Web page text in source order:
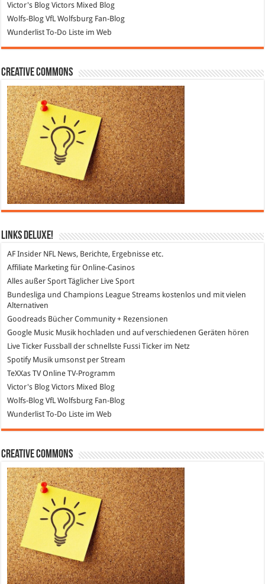
Victor's Blog Victors Mixed Blog
Wolfs-Blog VfL Wolfsburg Fan-Blog
WunderlistTo-Do Liste im Web
Creative Commons
Links DeLuXe!
AF Insider NFL News, Berichte, Ergebnisse etc.
Affiliate Marketing für Online-Casinos
Alles außer Sport Täglicher Live Sport
Bundesliga und Champions League Streams kostenlos und mit vielen
Alternativen
Goodreads Bücher Community + Rezensionen
Google Music Musik hochladen und auf verschiedenen Geräten hören
Live Ticker Fussball der schnellste Fussi Ticker im Netz
SpotifyMusik umsonst per Stream
TeXXas TVOnline TV-Programm
Victor's Blog Victors Mixed Blog
Wolfs-Blog VfL Wolfsburg Fan-Blog
Wunderlist To-Do Liste im Web
Creative Commons